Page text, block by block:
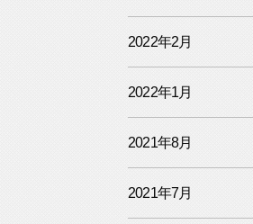
2022年2月
2022年1月
2021年8月
2021年7月